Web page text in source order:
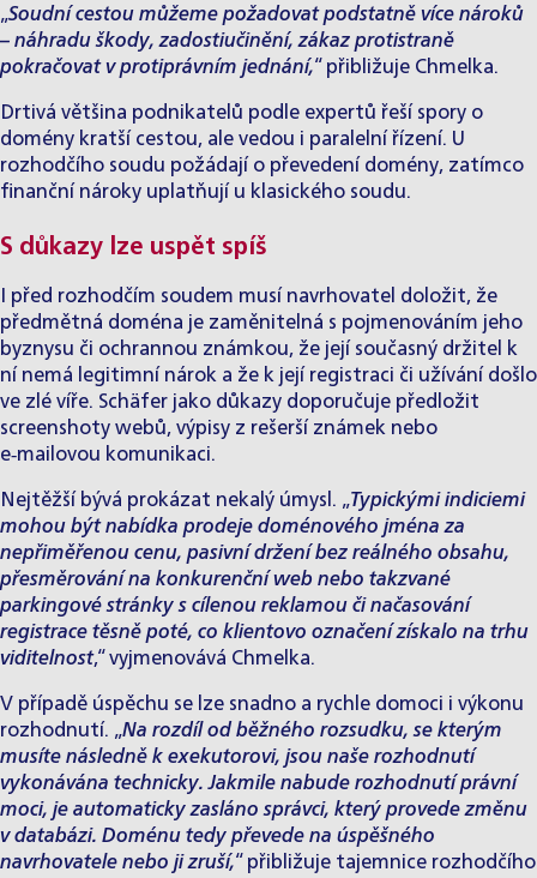
„Soudní cestou můžeme požadovat podstatně více nároků
– náhradu škody, zadostiučinění, zákaz protistraně
pokračovat v protiprávním jednání,“ přibližuje Chmelka.
Drtivá většina podnikatelů podle expertů řeší spory o
domény kratší cestou, ale vedou i paralelní řízení. U
rozhodčího soudu požádají o převedení domény, zatímco
finanční nároky uplatňují u klasického soudu.
S důkazy lze uspět spíš
I před rozhodčím soudem musí navrhovatel doložit, že
předmětná doména je zaměnitelná s pojmenováním jeho
byznysu či ochrannou známkou, že její současný držitel k
ní nemá legitimní nárok a že k její registraci či užívání došlo
ve zlé víře. Schäfer jako důkazy doporučuje předložit
screenshoty webů, výpisy z rešerší známek nebo
e‑mailovou komunikaci.
Nejtěžší bývá prokázat nekalý úmysl. „Typickými indiciemi
mohou být nabídka prodeje doménového jména za
nepřiměřenou cenu, pasivní držení bez reálného obsahu,
přesměrování na konkurenční web nebo takzvané
parkingové stránky s cílenou reklamou či načasování
registrace těsně poté, co klientovo označení získalo na trhu
viditelnost,“ vyjmenovává Chmelka.
V případě úspěchu se lze snadno a rychle domoci i výkonu
rozhodnutí. „Na rozdíl od běžného rozsudku, se kterým
musíte následně k exekutorovi, jsou naše rozhodnutí
vykonávána technicky. Jakmile nabude rozhodnutí právní
moci, je automaticky zasláno správci, který provede změnu
v databázi. Doménu tedy převede na úspěšného
navrhovatele nebo ji zruší,“ přibližuje tajemnice rozhodčího